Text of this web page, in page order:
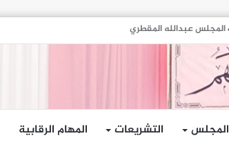
الهندية في البحر الأحمر
التشريعات المهام الرقابية